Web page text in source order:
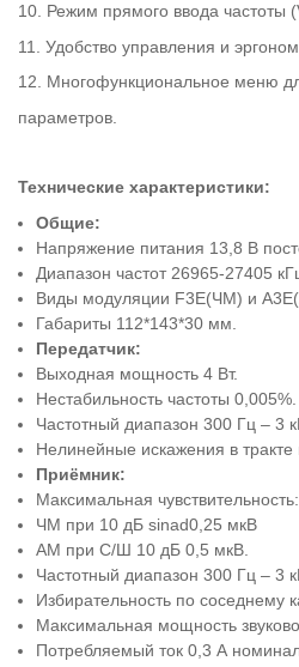
10. Режим прямого ввода частоты
11. Удобство управления и
12. Многофункциональное меню
параметров.
Технические характеристики:
Общие:
Напряжение питания 13,8 В
Диапазон частот 26965-27405
Виды модуляции F3E(ЧМ) и
Габариты 112*143*30 мм.
Передатчик:
Выходная мощность 4 Вт.
Нестабильность частоты 0,005%.
Частотный диапазон 300 Гц – 3
Нелинейные искажения в тракте
Приёмник:
Максимальная чувствительность:
ЧМ при 10 дБ sinad0,25 мкВ
АМ при С/Ш 10 дБ 0,5 мкВ.
Частотный диапазон 300 Гц – 3
Избирательность по соседнему
Максимальная мощность
Потребляемый ток 0,3 А